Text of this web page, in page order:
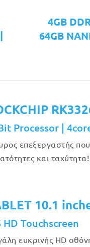
4GB
64GB
Processor |
επεξεργαστής
και ταχύτητα!
10.1
HD Touchscreen
ευκρινής HD